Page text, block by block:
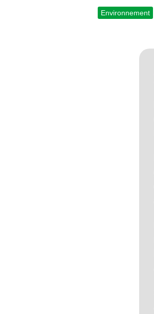
Environnement